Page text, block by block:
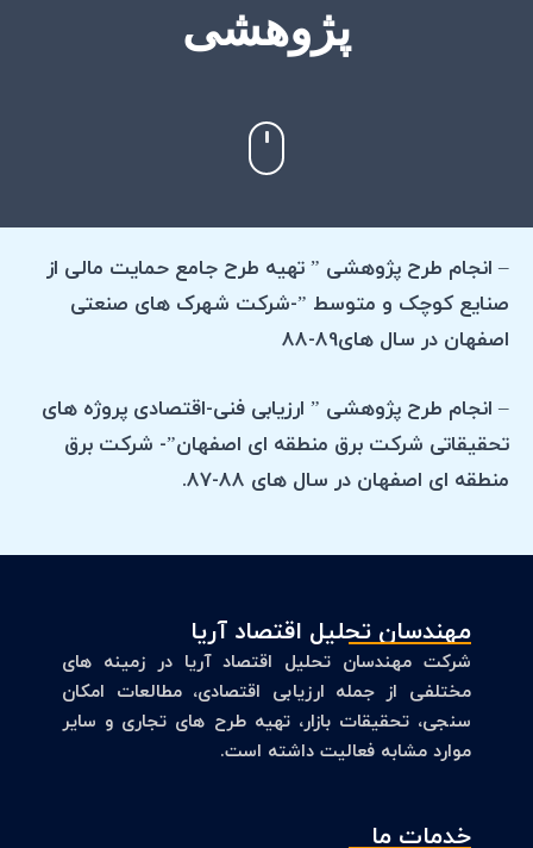
پژوهشی
– انجام طرح پژوهشی ” تهیه طرح جامع حمایت مالی از
صنایع کوچک و متوسط ”-شرکت شهرک های صنعتی
اصفهان در سال های89-88
– انجام طرح پژوهشی ” ارزیابی فنی-اقتصادی پروژه های
تحقیقاتی شرکت برق منطقه ای اصفهان”- شرکت برق
منطقه ای اصفهان در سال های 88-87.
مهندسان تحلیل اقتصاد آریا
شرکت مهندسان تحلیل اقتصاد آریا در زمینه های
مختلفی از جمله ارزیابی اقتصادی، مطالعات امکان
سنجی، تحقیقات بازار، تهیه طرح های تجاری و سایر
موارد مشابه فعالیت داشته است.
خدمات ما